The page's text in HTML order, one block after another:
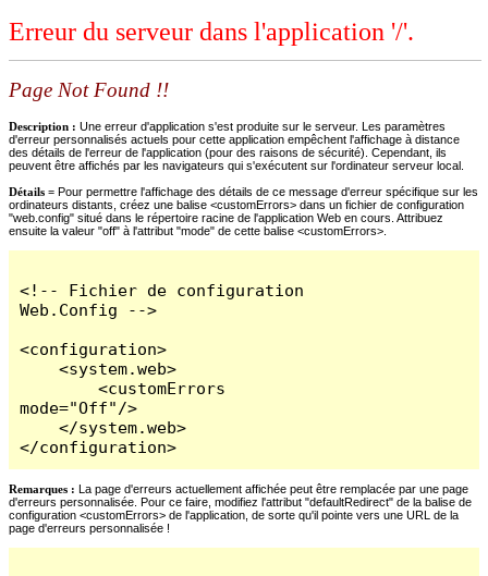
Erreur du serveur dans l'application '/'.
Page Not Found !!
Description : Une erreur d'application s'est produite sur le serveur. Les paramètres
d'erreur personnalisés actuels pour cette application empêchent l'affichage à distance
des détails de l'erreur de l'application (pour des raisons de sécurité). Cependant, ils
peuvent être affichés par les navigateurs qui s'exécutent sur l'ordinateur serveur local.
Détails = Pour permettre l'affichage des détails de ce message d'erreur spécifique sur les
ordinateurs distants, créez une balise <customErrors> dans un fichier de configuration
"web.config" situé dans le répertoire racine de l'application Web en cours. Attribuez
ensuite la valeur "off" à l'attribut "mode" de cette balise <customErrors>.
<!-- Fichier de configuration
Web.Config -->
<configuration>
    <system.web>
        <customErrors
mode="Off"/>
    </system.web>
</configuration>
Remarques : La page d'erreurs actuellement affichée peut être remplacée par une page
d'erreurs personnalisée. Pour ce faire, modifiez l'attribut "defaultRedirect" de la balise de
configuration <customErrors> de l'application, de sorte qu'il pointe vers une URL de la
page d'erreurs personnalisée !